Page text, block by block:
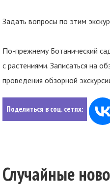
Задать вопросы по этим
По-прежнему Ботанический
с растениями. Записаться на
проведения обзорной
Поделиться в соц. сетях:
Случайные